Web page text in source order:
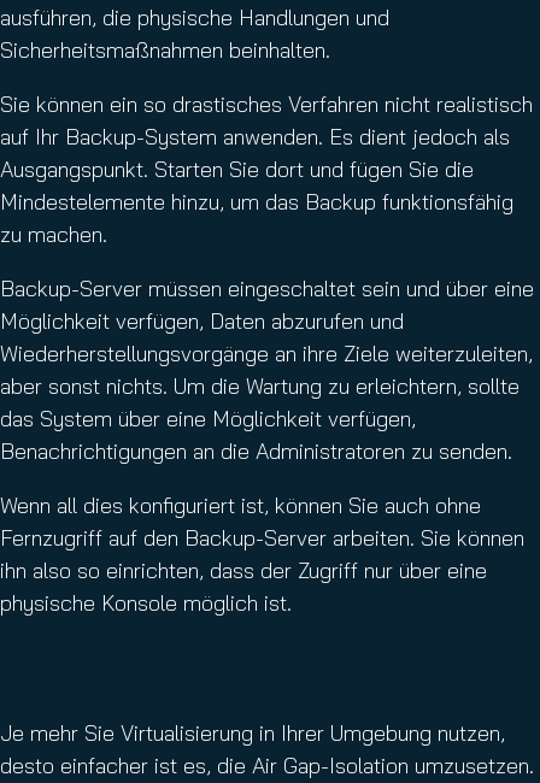
ausführen, die physische Handlungen und
Sicherheitsmaßnahmen beinhalten.
Sie können ein so drastisches Verfahren nicht realistisch
auf Ihr Backup-System anwenden. Es dient jedoch als
Ausgangspunkt. Starten Sie dort und fügen Sie die
Mindestelemente hinzu, um das Backup funktionsfähig
zu machen.
Backup-Server müssen eingeschaltet sein und über eine
Möglichkeit verfügen, Daten abzurufen und
Wiederherstellungsvorgänge an ihre Ziele weiterzuleiten,
aber sonst nichts. Um die Wartung zu erleichtern, sollte
das System über eine Möglichkeit verfügen,
Benachrichtigungen an die Administratoren zu senden.
Wenn all dies konfiguriert ist, können Sie auch ohne
Fernzugriff auf den Backup-Server arbeiten. Sie können
ihn also so einrichten, dass der Zugriff nur über eine
physische Konsole möglich ist.
Je mehr Sie Virtualisierung in Ihrer Umgebung nutzen,
desto einfacher ist es, die Air Gap-Isolation umzusetzen.